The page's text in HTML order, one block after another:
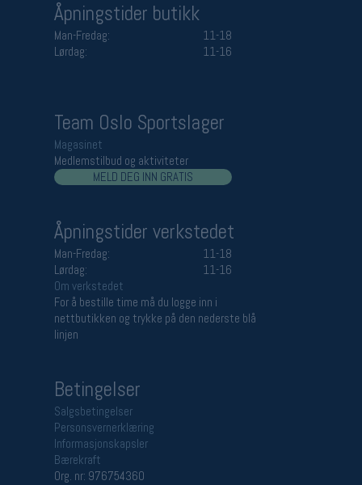
Åpningstider butikk
Man-Fredag:
11-18
Lørdag:
11-16
Team Oslo Sportslager
Magasinet
Medlemstilbud og aktiviteter
MELD DEG INN GRATIS
Åpningstider verkstedet
Man-Fredag:
11-18
Lørdag:
11-16
Om verkstedet
For å bestille time må du logge inn i
nettbutikken og trykke på den nederste blå
linjen
Betingelser
Salgsbetingelser
Personsvernerklæring
Informasjonskapsler
Bærekraft
Org. nr: 976754360